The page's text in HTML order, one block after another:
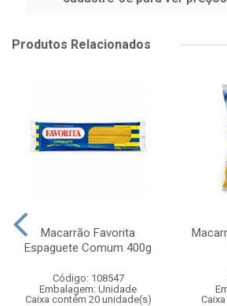
Produtos Relacionados
Macarrão Favorita
Espaguete Comum 400g
Código: 108547
Embalagem: Unidade
Caixa contém 20 unidade(s)